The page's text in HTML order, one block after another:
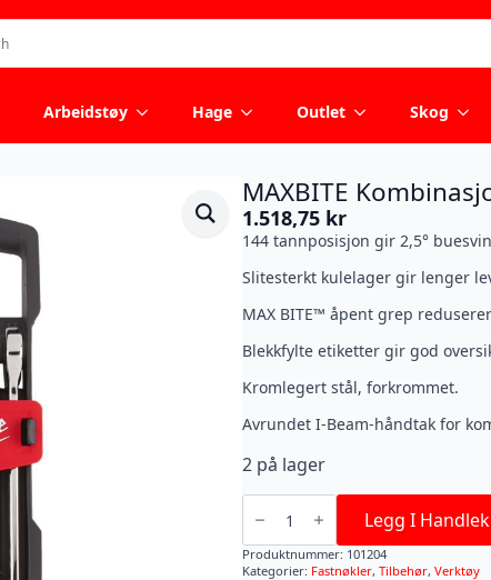
Arbeidstøy Hage Outlet Skog
MAXBITE
1.518,75 kr
144 tannposisjon gir 2,5°
Slitesterkt kulelager gir lenger
MAX BITE™ åpent grep
Blekkfylte etiketter gir god
Kromlegert stål, forkrommet.
Avrundet I-Beam-håndtak for
2 på lager
MAXBITE
Kombinasjonsskallesett
Legg I
Produktnummer: 101204
Kategorier: Fastnøkler, Tilbehør, Verktøy